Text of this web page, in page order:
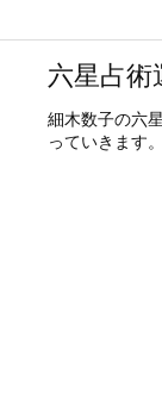
六星占術
細木数子の六
っていきます。